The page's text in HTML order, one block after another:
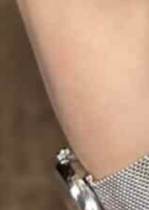
18 carats (750/
anneaux réunis
original.
Son contraste
caractère au bijou
sobre et raffinée.
parfaitement aux
modèle moderne